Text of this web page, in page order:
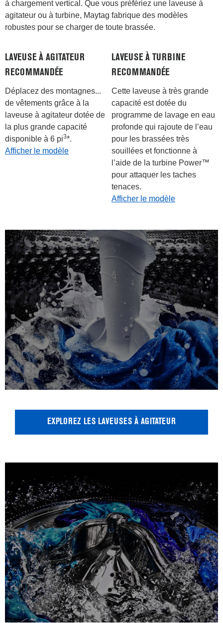
à chargement vertical. Que vous préfériez une laveuse à
agitateur ou à turbine, Maytag fabrique des modèles
robustes pour se charger de toute brassée.
LAVEUSE À AGITATEUR
RECOMMANDÉE
Déplacez des montagnes...
de vêtements grâce à la
laveuse à agitateur dotée de
la plus grande capacité
disponible à 6 pi3*.
Afficher le modèle
LAVEUSE À TURBINE
RECOMMANDÉE
Cette laveuse à très grande
capacité est dotée du
programme de lavage en eau
profonde qui rajoute de l’eau
pour les brassées très
souillées et fonctionne à
l’aide de la turbine Power™
pour attaquer les taches
tenaces.
Afficher le modèle
EXPLOREZ LES LAVEUSES À AGITATEUR